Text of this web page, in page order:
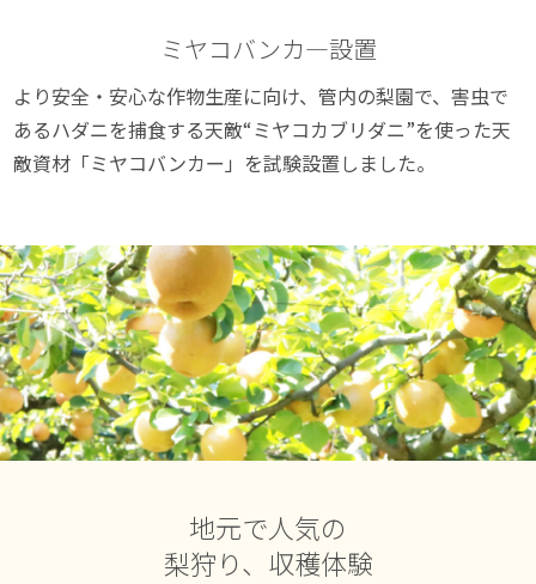
ミヤコバンカ―設置
より安全・安心な作物生産に向け、管内の梨園で、害虫で
あるハダニを捕食する天敵“ミヤコカブリダニ”を使った天
敵資材「ミヤコバンカー」を試験設置しました。
地元で人気の
梨狩り、収穫体験